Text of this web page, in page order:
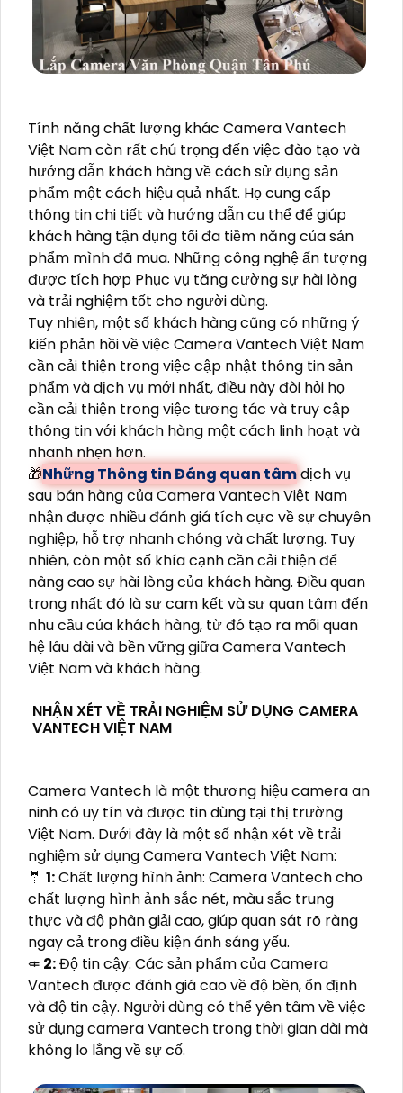
Tính năng chất lượng khác Camera Vantech
Việt Nam còn rất chú trọng đến việc đào tạo và
hướng dẫn khách hàng về cách sử dụng sản
phẩm một cách hiệu quả nhất. Họ cung cấp
thông tin chi tiết và hướng dẫn cụ thể để giúp
khách hàng tận dụng tối đa tiềm năng của sản
phẩm mình đã mua. Những công nghệ ấn tượng
được tích hợp Phục vụ tăng cường sự hài lòng
và trải nghiệm tốt cho người dùng.
Tuy nhiên, một số khách hàng cũng có những ý
kiến phản hồi về việc Camera Vantech Việt Nam
cần cải thiện trong việc cập nhật thông tin sản
phẩm và dịch vụ mới nhất, điều này đòi hỏi họ
cần cải thiện trong việc tương tác và truy cập
thông tin với khách hàng một cách linh hoạt và
nhanh nhẹn hơn.
🎁Những Thông tin Đáng quan tâmdịch vụ
sau bán hàng của Camera Vantech Việt Nam
nhận được nhiều đánh giá tích cực về sự chuyên
nghiệp, hỗ trợ nhanh chóng và chất lượng. Tuy
nhiên, còn một số khía cạnh cần cải thiện để
nâng cao sự hài lòng của khách hàng. Điều quan
trọng nhất đó là sự cam kết và sự quan tâm đến
nhu cầu của khách hàng, từ đó tạo ra mối quan
hệ lâu dài và bền vững giữa Camera Vantech
Việt Nam và khách hàng.
NHẬN XÉT VỀ TRẢI NGHIỆM SỬ DỤNG CAMERA
VANTECH VIỆT NAM
Camera Vantech là một thương hiệu camera an
ninh có uy tín và được tin dùng tại thị trường
Việt Nam. Dưới đây là một số nhận xét về trải
nghiệm sử dụng Camera Vantech Việt Nam:
🤵 1:Chất lượng hình ảnh: Camera Vantech cho
chất lượng hình ảnh sắc nét, màu sắc trung
thực và độ phân giải cao, giúp quan sát rõ ràng
ngay cả trong điều kiện ánh sáng yếu.
⤂ 2:Độ tin cậy: Các sản phẩm của Camera
Vantech được đánh giá cao về độ bền, ổn định
và độ tin cậy. Người dùng có thể yên tâm về việc
sử dụng camera Vantech trong thời gian dài mà
không lo lắng về sự cố.